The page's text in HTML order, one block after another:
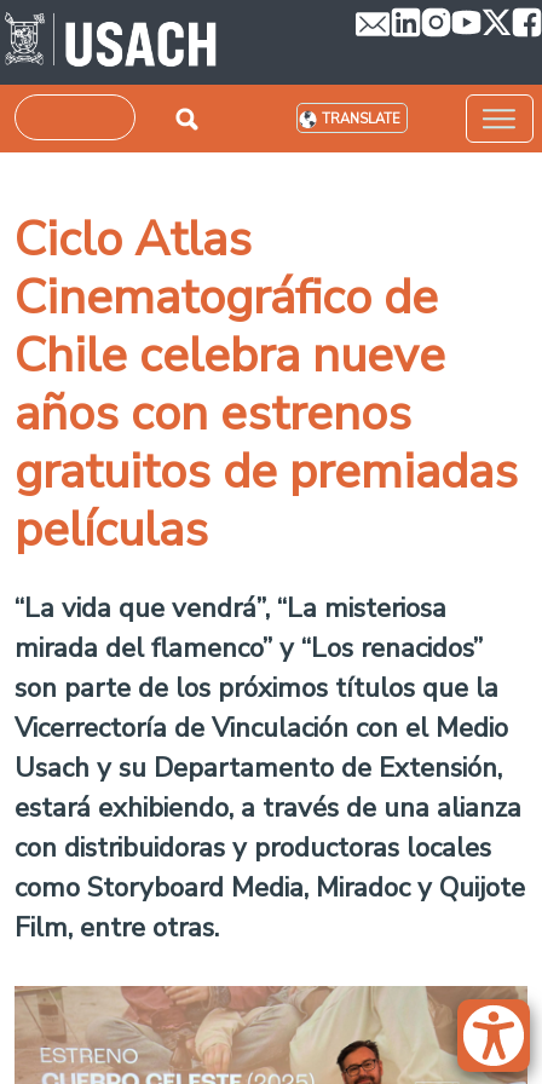
Skip to main content
Search TRANSLATE
Ciclo Atlas
Cinematográfico de
Chile celebra nueve
años con estrenos
gratuitos de premiadas
películas
“La vida que vendrá”, “La misteriosa
mirada del flamenco” y “Los renacidos”
son parte de los próximos títulos que la
Vicerrectoría de Vinculación con el Medio
Usach y su Departamento de Extensión,
estará exhibiendo, a través de una alianza
con distribuidoras y productoras locales
como Storyboard Media, Miradoc y Quijote
Film, entre otras.